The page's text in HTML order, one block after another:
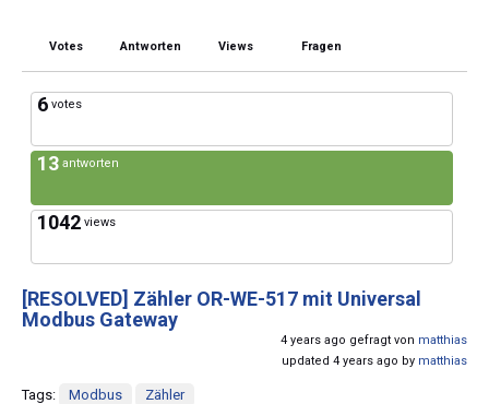
Votes Antworten Views Fragen
6 votes
13 antworten
1042 views
[RESOLVED] Zähler OR-WE-517 mit Universal
Modbus Gateway
4 years ago gefragt von matthias
updated 4 years ago by matthias
Tags: Modbus
Zähler